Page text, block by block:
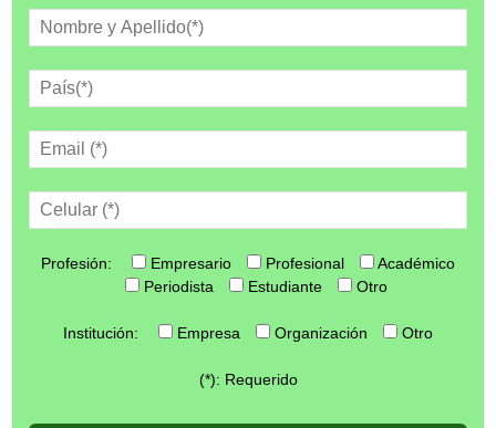
Profesión: Empresario Profesional
Académico
Periodista
Estudiante Otro
Institución: Empresa Organización Otro
(*): Requerido